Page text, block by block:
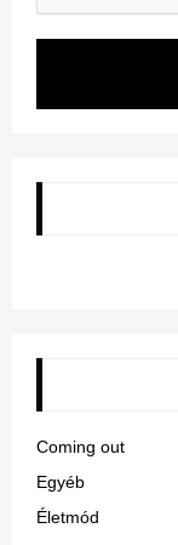
Coming out
Egyéb
Életmód